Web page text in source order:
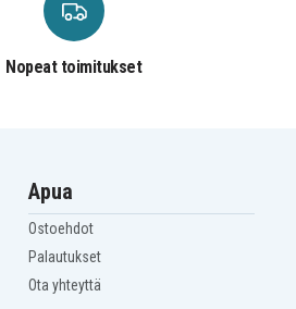
Nopeat toimitukset
Apua
Ostoehdot
Palautukset
Ota yhteyttä